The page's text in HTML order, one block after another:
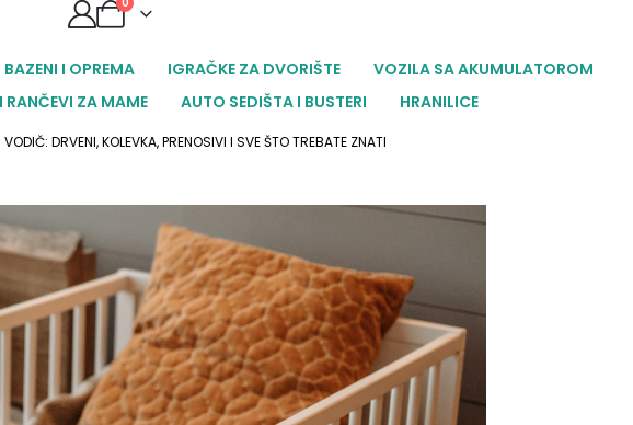
BAZENI I OPREMA IGRAČKE ZA DVORIŠTE
VOZILA SA AKUMULATOROM
RANČEVI ZA MAME
AUTO SEDIŠTA I BUSTERI HRANILICE
DRVENI, KOLEVKA, PRENOSIVI I SVE ŠTO TREBATE ZNATI